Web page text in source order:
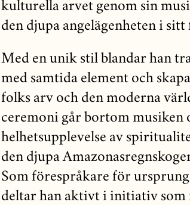
kulturella arvet genom sin
den djupa angelägenheten i
Med en unik stil blandar han
med samtida element och
folks arv och den moderna
ceremoni går bortom musiken
helhetsupplevelse av
den djupa
Som förespråkare för
deltar han aktivt i initiativ